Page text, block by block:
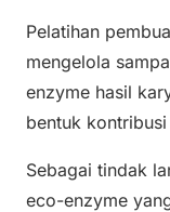
Pelatihan
mengelola
enzyme hasil
bentuk
Sebagai tindak
eco-enzyme